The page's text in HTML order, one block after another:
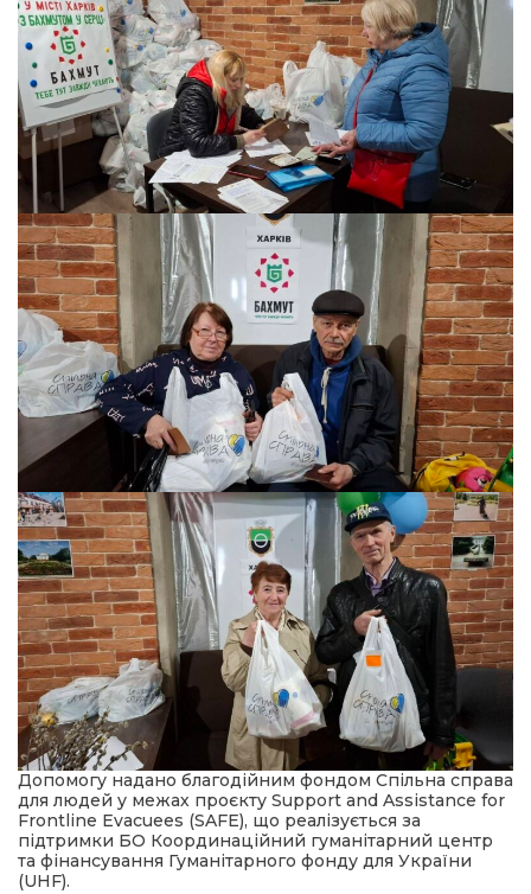
Допомогу надано благодійним фондом Спільна справа
для людей у межах проєкту Support and Assistance for
Frontline Evacuees (SAFE), що реалізується за
підтримки БО Координаційний гуманітарний центр
та фінансування Гуманітарного фонду для України
(UHF).